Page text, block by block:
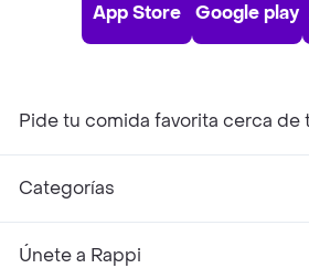
App Store Google play
Pide tu comida favorita cerca de
Categorías
Únete a Rappi